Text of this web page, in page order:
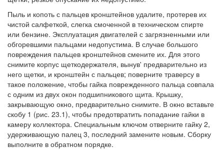
Пыль и копоть с пальцев кронштейнов удалите, протерев их
чистой салфеткой, слегка смоченной в техническом спирте
или бензине. Эксплуатация двигателей с загрязненными или
обгоревшими пальцами недопустима. В случае большого
повреждения пальцев кронштейнов смените их. Для этого
снимите корпус щеткодержателя, вынув' предварительно из
него щетки, и кронштейн с пальцев; поверните траверсу в
такое положение, чтобы гайка поврежденного пальца совпала
с одним из двух окон подшипникового щита. Крышку,
закрывающую окно, предварительно снимите. В окно вставьте
скобу 1 (рис. 23.1), чтобы предотвратить попадание гайки в
камеру коллектора. Специальным ключом отверните гайку 2,
удерживающую палец 3, последний замените новым. Сборку
выполните в обратном порядке.